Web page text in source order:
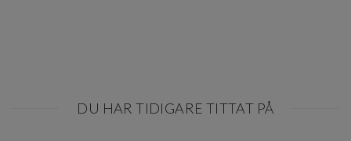
DU HAR TIDIGARE TITTAT PÅ